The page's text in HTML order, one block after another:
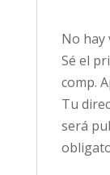
No hay
Sé el
comp.
Tu
será